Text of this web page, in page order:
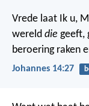
Vrede laat Ik u,
wereld die geeft,
beroering raken
Johannes 14:27